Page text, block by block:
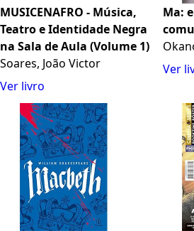
MUSICENAFRO - Música,
Teatro e Identidade Negra
na Sala de Aula (Volume 1)
Soares, João Victor
Ver livro
Ma:
Ver